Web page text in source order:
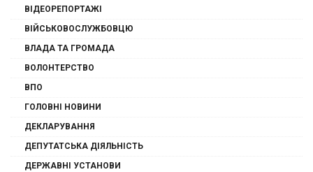
ВІДЕОРЕПОРТАЖІ
ВІЙСЬКОВОСЛУЖБОВЦЮ
ВЛАДА ТА ГРОМАДА
ВОЛОНТЕРСТВО
ВПО
ГОЛОВНІ НОВИНИ
ДЕКЛАРУВАННЯ
ДЕПУТАТСЬКА ДІЯЛЬНІСТЬ
ДЕРЖАВНІ УСТАНОВИ